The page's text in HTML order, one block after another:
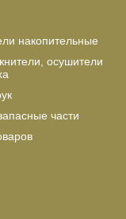
накопительные
осушители
части